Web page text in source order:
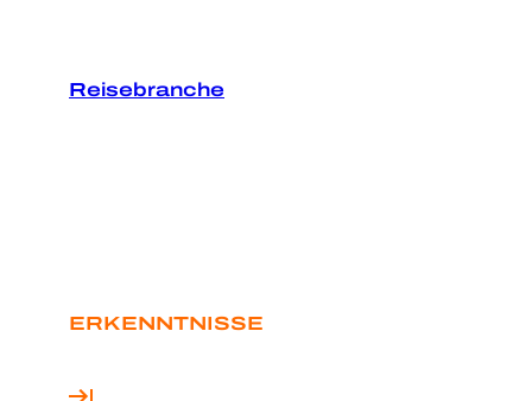
Reisebranche
ERKENNTNISSE